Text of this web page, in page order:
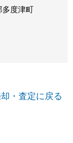
度津町
・査定に戻る